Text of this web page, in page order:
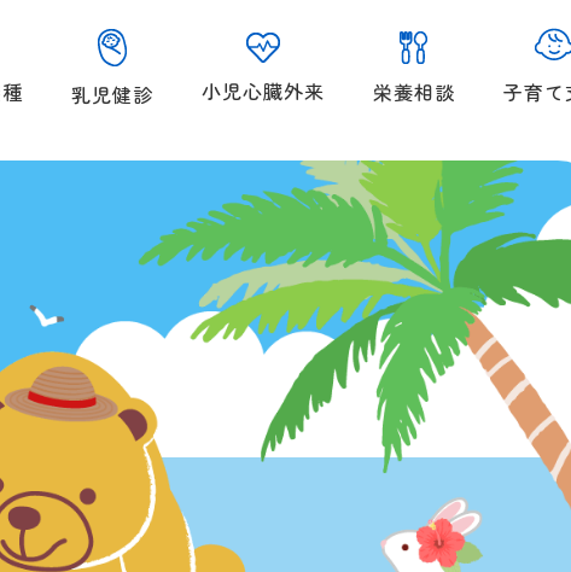
乳児健診 小児心臓外来 栄養相談 子育て